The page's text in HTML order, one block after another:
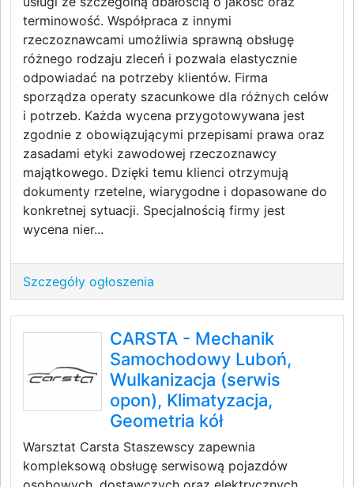
terminowość. Współpraca z innymi
rzeczoznawcami umożliwia sprawną obsługę
różnego rodzaju zleceń i pozwala elastycznie
odpowiadać na potrzeby klientów. Firma
sporządza operaty szacunkowe dla różnych celów
i potrzeb. Każda wycena przygotowywana jest
zgodnie z obowiązującymi przepisami prawa oraz
zasadami etyki zawodowej rzeczoznawcy
majątkowego. Dzięki temu klienci otrzymują
dokumenty rzetelne, wiarygodne i dopasowane do
konkretnej sytuacji. Specjalnością firmy jest
wycena nier...
Szczegóły ogłoszenia
CARSTA - Mechanik
Samochodowy Luboń,
Wulkanizacja (serwis
opon), Klimatyzacja,
Geometria kół
Warsztat Carsta Staszewscy zapewnia
kompleksową obsługę serwisową pojazdów